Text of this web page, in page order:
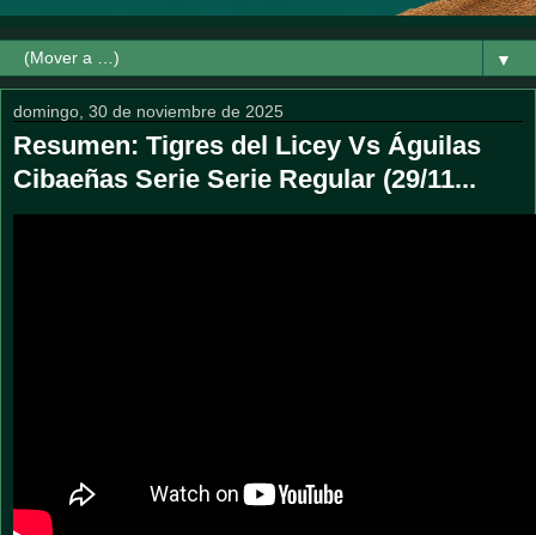
▼
domingo, 30 de noviembre de 2025
Resumen: Tigres del Licey Vs Águilas
Cibaeñas Serie Serie Regular (29/11...